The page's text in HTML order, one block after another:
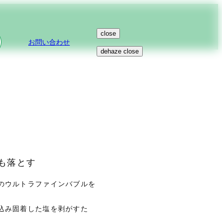
お問い合わせ
close
dehaze close
落とす
ウルトラファインバブルを
み固着した塩を剥がすた